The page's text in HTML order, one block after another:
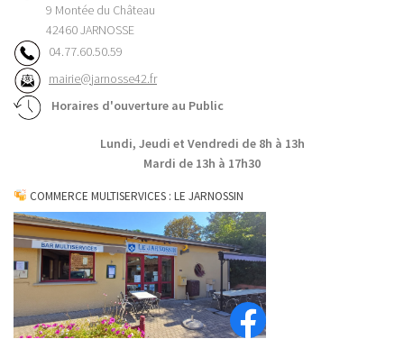
9 Montée du Château
42460 JARNOSSE
04.77.60.50.59
mairie@jarnosse42.fr
Horaires d'ouverture au Public
Lundi, Jeudi et Vendredi de 8h à 13h
Mardi de 13h à 17h30
COMMERCE MULTISERVICES : LE JARNOSSIN